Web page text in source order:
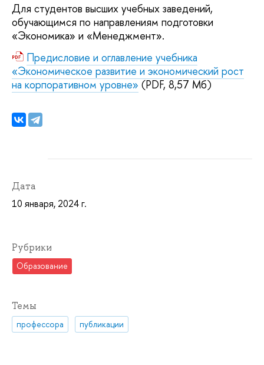
Для студентов высших учебных заведений,
обучающимся по направлениям подготовки
«Экономика» и «Менеджмент».
Предисловие и оглавление учебника
«Экономическое развитие и экономический рост
на корпоративном уровне» (PDF, 8,57 Мб)
Дата
10 января, 2024 г.
Рубрики
Образование
Темы
профессора публикации